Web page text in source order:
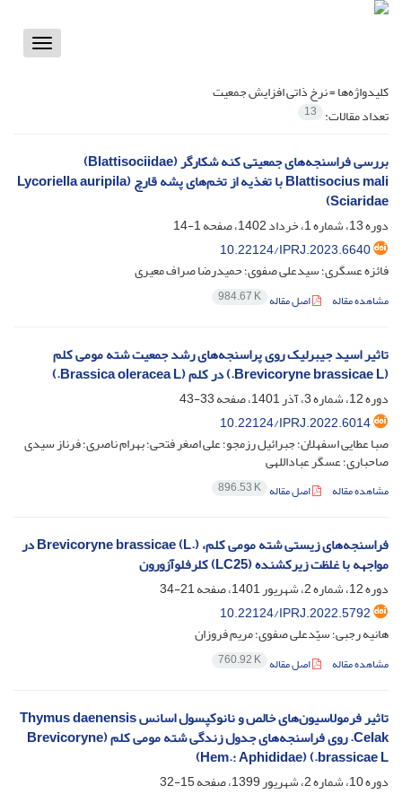
Toggle
کلیدواژه‌ها =نرخ ذاتی افزایش جمعیت
تعداد مقالات: 13
بررسی فراسنجه‌های جمعیتی کنه شکارگر (Blattisociidae)
Blattisocius mali با تغذیه از تخم‌های پشه قارچ (Lycoriella auripila
(Sciaridae
دوره 13، شماره 1، خرداد 1402، صفحه
1-14
10.22124/IPRJ.2023.6640
فائزه عسگری؛ سیدعلی صفوی؛ حمیدرضا صراف معیری
مشاهده مقاله اصل مقاله 984.67 K
تاثیر اسید جیبرلیک روی پراسنجه‌های رشد جمعیت شته مومی کلم
(Brevicoryne brassicae L.) در کلم (Brassica oleracea L.)
دوره 12، شماره 3، آذر 1401، صفحه
33-43
10.22124/IPRJ.2022.6014
صبا عطایی اسفهلان؛ جبرائیل رزمجو؛ علی اصغر فتحی؛ بهرام ناصری؛ فرناز سیدی
صاحباری؛ عسگر عباداللهی
مشاهده مقاله اصل مقاله 896.53 K
فراسنجه‌های زیستی شته مومی کلم، Brevicoryne brassicae (L.) در
مواجهه با غلظت زیرکشنده (LC25) کلرفلوآزورون
دوره 12، شماره 2، شهریور 1401، صفحه
21-34
10.22124/IPRJ.2022.5792
هانیه رجبی؛ سیّدعلی صفوی؛ مریم فروزان
مشاهده مقاله اصل مقاله 760.92 K
تاثیر فرمولاسیون‌های خالص و نانوکپسول اسانس Thymus daenensis
Celak. روی فراسنجه‌های جدول زندگی شته مومی کلم (Brevicoryne
brassicae L.) (Hem.: Aphididae)
دوره 10، شماره 2، شهریور 1399، صفحه
15-32